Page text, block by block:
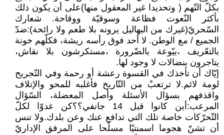
بكلّ التّهم ( وتحديدا غير المعقول منها)على أن يكون ذلك
بأكثر النّعوت فظاعة وسوقيّة ووقاحة. شعارك
السّحريّ(غيرك من البهاليل يرونه بلا طعم ولا رائحة):ضدّ
الجميع / مع الوطن. لا أحد فوق رأسه ريشة، فكلّهم خونة
بالتعّريف ،بيّوعة بالضّرورة ،مستكرشون بلا نقاش،
يتاجرون بنضالات لا وجود لها.
إيّاك أن تأخذك في القسوة رعشة أو رحمة وفي التّجريح
لومة لائم.لا ترتعبْ من التّاريخ فأغلبه للمحو والإتلاف
واقذفهم بسؤال الأسئلة وأصل المعضلة، السّؤال
المرعب:أين كانوا قبل 14 جانفي؟؟كن عدوّا لكلّ
التّحرّكات خاصة تلك التي تدافع عنك وعن بلدك.ولا تنس
أن تشنّ هجوما اسمنتيّا مسلّحا على المرفق الإداريّ